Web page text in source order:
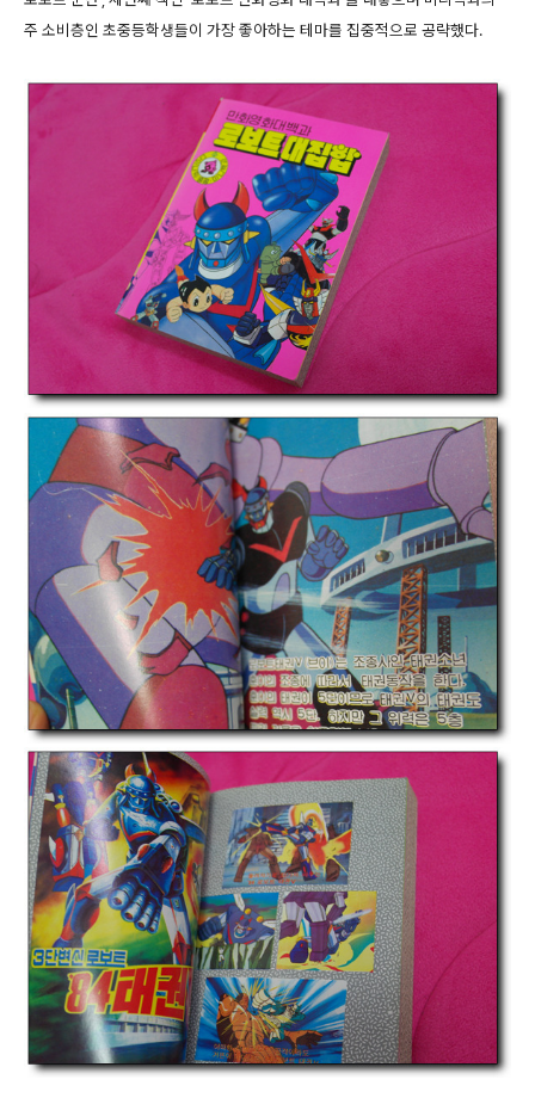
주 소비층인 초중등학생들이 가장 좋아하는 테마를 집중적으로 공략했다.